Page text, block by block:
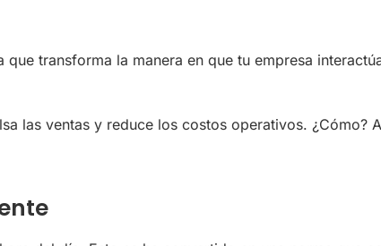
transforma la manera en que tu empresa
las ventas y reduce los costos operativos. ¿Cómo?